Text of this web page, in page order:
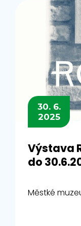
30. 6.
2025
Výstava
do
Městké